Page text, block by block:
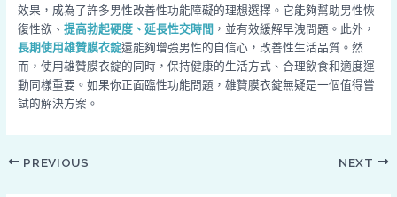
效果，成為了許多男性改善性功能障礙的理想選擇。它能夠幫助男性恢
復性欲、 提高勃起硬度、延長性交時間 ，並有效緩解早洩問題。此外，
長期使用雄贊膜衣錠還能夠增強男性的自信心，改善性生活品質。然
而，使用雄贊膜衣錠的同時，保持健康的生活方式、合理飲食和適度運
動同樣重要。如果你正面臨性功能問題，雄贊膜衣錠無疑是一個值得嘗
試的解決方案。
PREVIOUS NEXT